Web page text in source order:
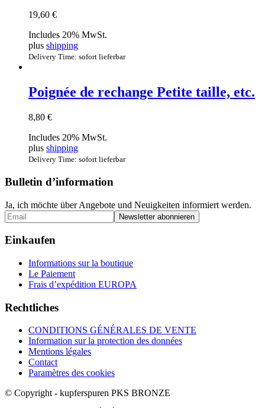
19,60 €
Includes 20% MwSt.
plus shipping
Delivery Time: sofort lieferbar
Poignée de rechange Petite taille, etc.
8,80 €
Includes 20% MwSt.
plus shipping
Delivery Time: sofort lieferbar
Bulletin d’information
Ja, ich möchte über Angebote und Neuigkeiten informiert werden.
Einkaufen
Informations sur la boutique
Le Paiement
Frais d’expédition EUROPA
Rechtliches
CONDITIONS GÉNÉRALES DE VENTE
Information sur la protection des données
Mentions légales
Contact
Paramètres des cookies
© Copyright - kupferspuren PKS BRONZE